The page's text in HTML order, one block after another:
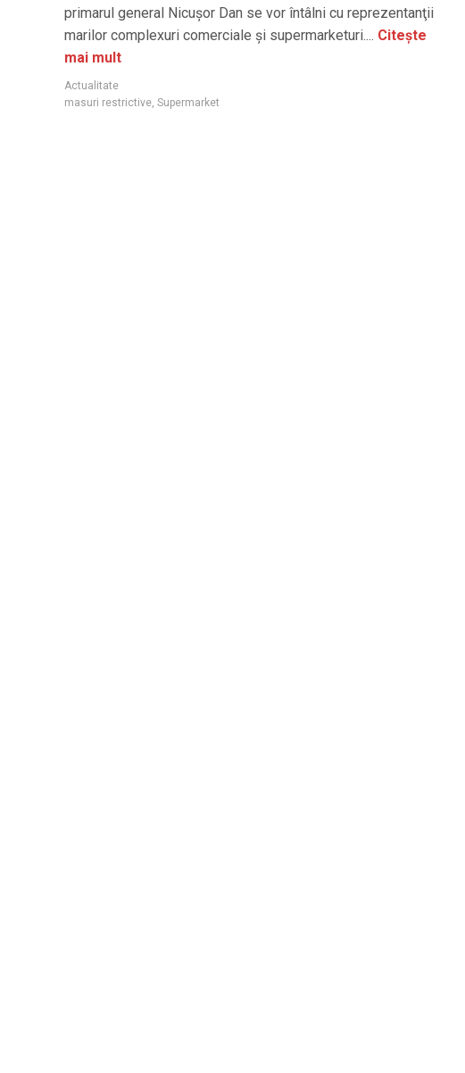
primarul general Nicușor Dan se vor întâlni cu reprezentanţii
marilor complexuri comerciale şi supermarketuri.... Citește
mai mult
Actualitate
masuri restrictive Supermarket